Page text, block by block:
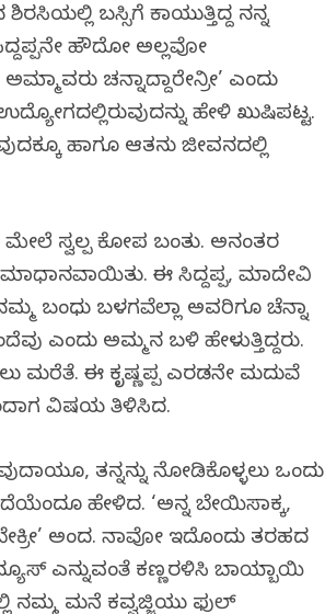
ಬಸ್ಸಿಗೆ ಕಾಯುತ್ತಿದ್ದ ನನ್ನ
ಹೌದೋ ಅಲ್ಲವೋ
ಚನ್ನಾಗಿದ್ದಾರೇನ್ರೀ’ ಎಂದು
ಹೇಳಿ ಖುಷಿಪಟ್ಟ.
ಹಾಗೂ ಆತನು ಜೀವನದಲ್ಲಿ
ಸ್ವಲ್ಪ ಕೋಪ ಬಂತು. ಅನಂತರ
ಈ ಸಿದ್ದಪ್ಪ, ಮಾದೇವಿ
ಬಂಧು ಬಳಗವೆಲ್ಲಾ ಅವರಿಗೂ ಚೆನ್ನಾಗಿ
ಎಂದು ಅಮ್ಮನ ಬಳಿ ಹೇಳುತ್ತಿದ್ದರು.
ಮರೆತೆ. ಈ ಕೃಷ್ಣಪ್ಪ ಎರಡನೇ ಮದುವೆ
ವಿಷಯ ತಿಳಿಸಿದ.
ತನ್ನನ್ನು ನೋಡಿಕೊಳ್ಳಲು ಒಂದು
ಹೇಳಿದ. ‘ಅನ್ನ ಬೇಯಿಸಾಕ್ಕ,
ಅಂದ. ನಾವೋ ಇದೊಂದು ತರಹದ
ಎನ್ನುವಂತೆ ಕಣ್ಣರಳಿಸಿ ಬಾಯ್ಬಾಯಿ
ನಮ್ಮ ಮನೆ ಕವ್ವಜ್ಜಿಯು ಫುಲ್